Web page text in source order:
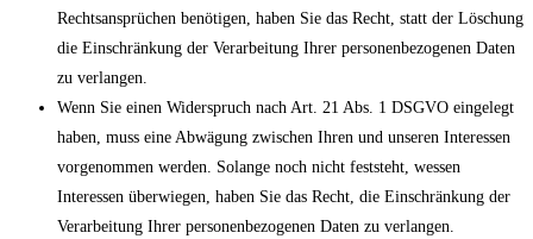
Rechtsansprüchen benötigen, haben Sie das Recht, statt der Löschung
die Einschränkung der Verarbeitung Ihrer personenbezogenen Daten
zu verlangen.
Wenn Sie einen Widerspruch nach Art. 21 Abs. 1 DSGVO eingelegt
haben, muss eine Abwägung zwischen Ihren und unseren Interessen
vorgenommen werden. Solange noch nicht feststeht, wessen
Interessen überwiegen, haben Sie das Recht, die Einschränkung der
Verarbeitung Ihrer personenbezogenen Daten zu verlangen.